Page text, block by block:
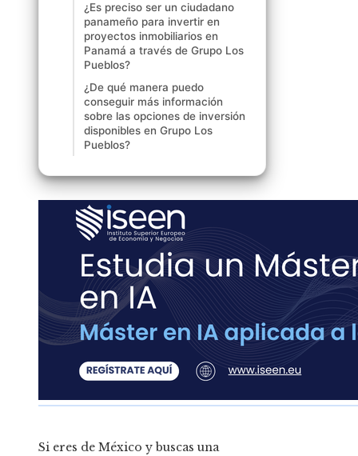
¿Es preciso ser un ciudadano
panameño para invertir en
proyectos inmobiliarios en
Panamá a través de Grupo Los
Pueblos?
¿De qué manera puedo
conseguir más información
sobre las opciones de inversión
disponibles en Grupo Los
Pueblos?
Si eres de México y buscas una